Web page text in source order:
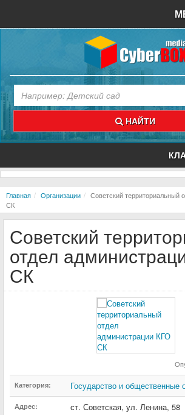
НАЙТИ
Главная Организации
Советский территориальный
СК
Советский
отдел
СК
Категория: Государство и общественные
Адрес: ст. Советская, ул. Ленина, 58